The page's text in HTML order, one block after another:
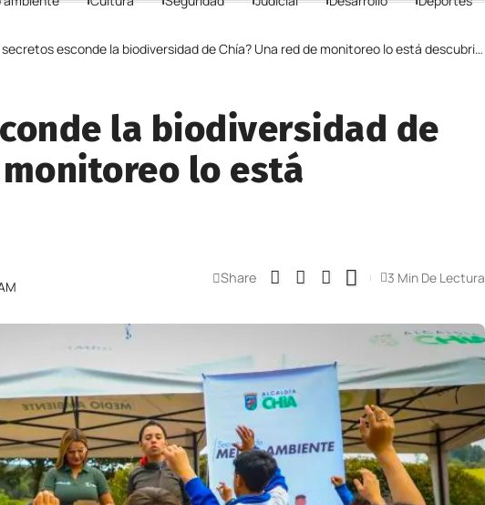
esconde la biodiversidad de Chía? Una red de monitoreo lo está descubriendo
la biodiversidad de
monitoreo lo está
Share 3 Min De Lectura